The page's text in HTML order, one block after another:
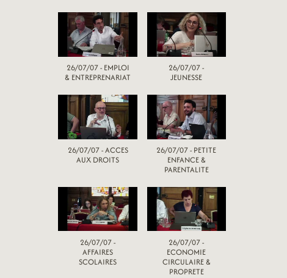
26/07/07 - EMPLOI
& ENTREPRENARIAT
26/07/07 -
JEUNESSE
26/07/07 - ACCES
AUX DROITS
26/07/07 - PETITE
ENFANCE &
PARENTALITE
26/07/07 -
AFFAIRES
SCOLAIRES
26/07/07 -
ECONOMIE
CIRCULAIRE &
PROPRETE